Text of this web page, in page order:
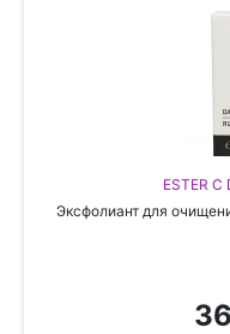
ESTER
Эксфолиант для